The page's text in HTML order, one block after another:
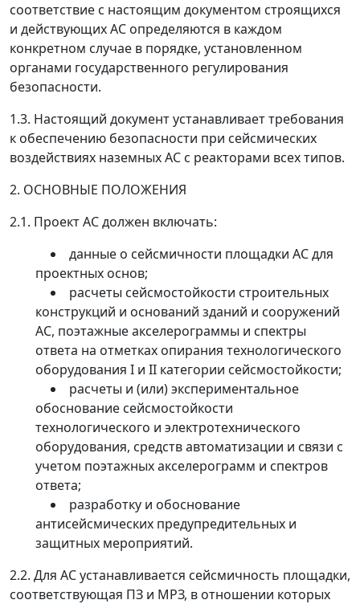
соответствие с настоящим документом строящихся
и действующих АС определяются в каждом
конкретном случае в порядке, установленном
органами государственного регулирования
безопасности.
1.3. Настоящий документ устанавливает требования
к обеспечению безопасности при сейсмических
воздействиях наземных АС с реакторами всех типов.
2. ОСНОВНЫЕ ПОЛОЖЕНИЯ
2.1. Проект АС должен включать:
данные о сейсмичности площадки АС для
проектных основ;
расчеты сейсмостойкости строительных
конструкций и оснований зданий и сооружений
АС, поэтажные акселерограммы и спектры
ответа на отметках опирания технологического
оборудования I и II категории сейсмостойкости;
расчеты и (или) экспериментальное
обоснование сейсмостойкости
технологического и электротехнического
оборудования, средств автоматизации и связи с
учетом поэтажных акселерограмм и спектров
ответа;
разработку и обоснование
антисейсмических предупредительных и
защитных мероприятий.
2.2. Для АС устанавливается сейсмичность площадки,
соответствующая ПЗ и МРЗ, в отношении которых